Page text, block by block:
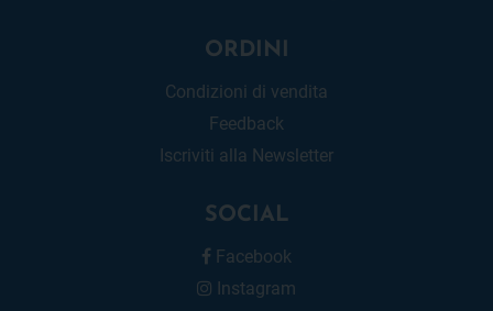
ORDINI
Condizioni di vendita
Feedback
Iscriviti alla Newsletter
SOCIAL
Facebook
Instagram